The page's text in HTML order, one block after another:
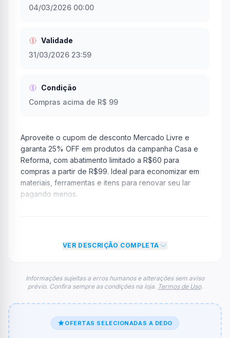
04/03/2026 00:00
Validade
31/03/2026 23:59
Condição
Compras acima de R$ 99
Aproveite o cupom de desconto Mercado Livre e
garanta 25% OFF em produtos da campanha Casa e
Reforma, com abatimento limitado a R$60 para
compras a partir de R$99. Ideal para economizar em
materiais, ferramentas e itens para renovar seu lar
pagando menos.
Desconto máximo:Não informado / Sem limite
Na prática, a empresaMercado Livredará um
desconto de 25% no total do carrinho, não foram
FAQ – Cupom Mercado Livre
Qual é o código de desconto?
VER DESCRIÇÃO COMPLETA
Informações sujeitas a erros humanos e alterações sem aviso
prévio. Confira sempre as condições na loja. Termos de Uso.
OFERTAS SELECIONADAS A DEDO